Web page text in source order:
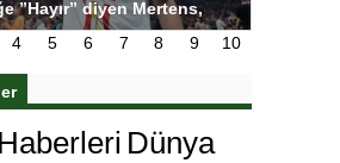
”Hayır” diyen Mertens,
bakın ne istedi
4 5 6 7 8 9 10
Dünya